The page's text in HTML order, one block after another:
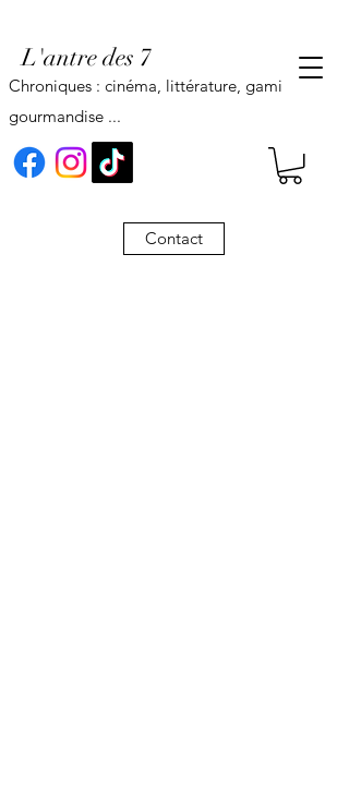
L'antre des 7
Contact
Chroniques : cinéma, littérature, gaming,
gourmandise ...